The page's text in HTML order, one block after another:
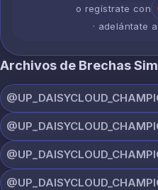
o regístrate con
· adelántate
Archivos de Brechas